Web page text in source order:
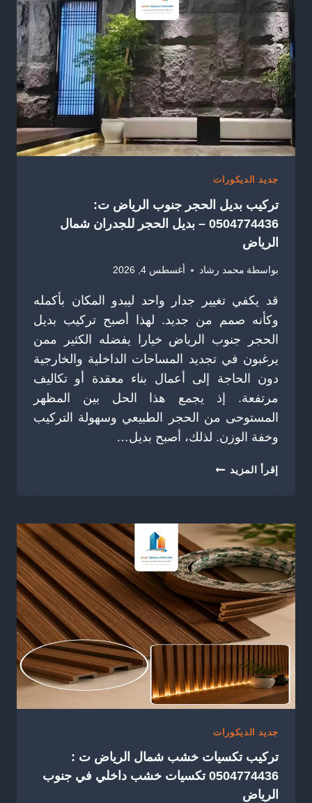
0504774436
،
ورق
جدران
غرف
نوم
شمال
الرياض
جديد الديكورات
تركيب بديل الحجر جنوب الرياض ت:
0504774436 – بديل الحجر للجدران شمال
الرياض
بواسطة محمد رشاد أغسطس 4, 2026
قد يكفي تغيير جدار واحد ليبدو المكان بأكمله
وكأنه صمم من جديد. لهذا أصبح تركيب بديل
الحجر جنوب الرياض خيارا يفضله الكثير ممن
يرغبون في تجديد المساحات الداخلية والخارجية
دون الحاجة إلى أعمال بناء معقدة أو تكاليف
مرتفعة. إذ يجمع هذا الحل بين المظهر
المستوحى من الحجر الطبيعي وسهولة التركيب
وخفة الوزن. لذلك، أصبح بديل…
إقرأ المزيد تركيب
الرياض
ت:
0504774436
–
بديل
الحجر
للجدران
شمال
جديد الديكورات
تركيب تكسيات خشب شمال الرياض ت :
0504774436 تكسيات خشب داخلي في جنوب
الرياض